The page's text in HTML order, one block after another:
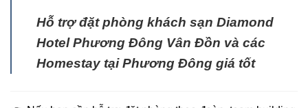
Hỗ trợ đặt phòng khách sạn Diamond
Hotel Phương Đông Vân Đồn và các
Homestay tại Phương Đông giá tốt